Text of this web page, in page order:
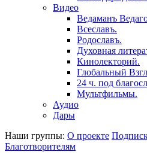
Видео
Ведаманъ
Всеславъ.
Родославъ.
Духовная
Кинолекторий.
Глобальный
24 ч. под
Мультфильмы.
Аудио
Дары
Наши группы: О проекте
Благотворителям